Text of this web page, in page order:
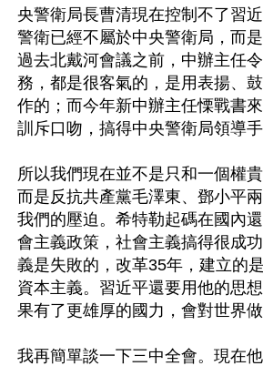
央警衛局長曹清現在控制不了習
警衛已經不屬於中央警衛局，而是
過去北戴河會議之前，中辦主任
務，都是很客氣的，是用表揚、
作的；而今年新中辦主任慄戰書
訓斥口吻，搞得中央警衛局領導手
所以我們現在並不是只和一個權
而是反抗共產黨毛澤東、鄧小平
我們的壓迫。希特勒起碼在國內
會主義政策，社會主義搞得很成
義是失敗的，改革35年，建立的
資本主義。習近平還要用他的思
果有了更雄厚的國力，會對世界做
我再簡單談一下三中全會。現在